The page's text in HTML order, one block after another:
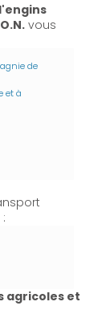
vous
de
et à
agricoles et